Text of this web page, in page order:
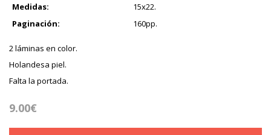
Medidas:
15x22.
Paginación:
160pp.
2 láminas en color.
Holandesa piel.
Falta la portada.
9.00€